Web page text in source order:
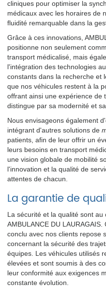
cliniques pour optimiser la
médicaux avec les horaires de
fluidité remarquable dans la
Grâce à ces innovations,
positionne non seulement
transport médicalisé, mais
l'intégration des technologies
constants dans la recherche et
que nos véhicules restent à la
offrant ainsi une expérience de
distingue par sa modernité et
Nous envisageons également
intégrant d'autres solutions de
patients, afin de leur offrir un
leurs besoins en transport
une vision globale de mobilité
l'innovation et la qualité de
attentes de chacun.
La garantie de
La sécurité et la qualité sont
AMBULANCE DU
conclu avec nos clients repose
concernant la sécurité des
équipes. Les véhicules utilisés
élevées et sont soumis à des
leur conformité aux exigences
constante évolution.